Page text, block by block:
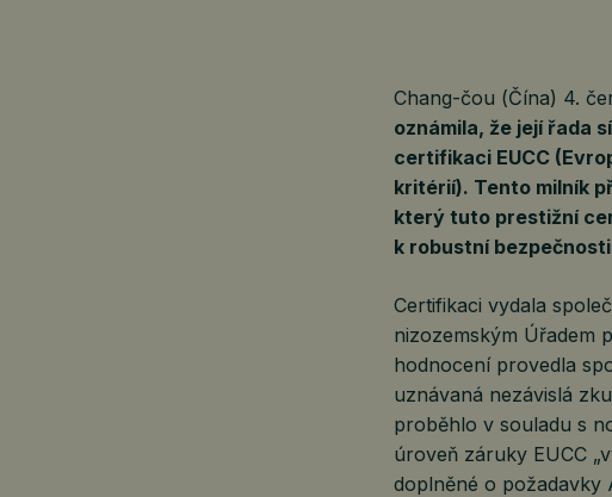
Chang-čou (Čína) 4.
oznámila, že její řada
certifikaci EUCC
kritérií). Tento milník
který tuto prestižní
k robustní
Certifikaci vydala
nizozemským Úřadem
hodnocení provedla
uznávaná nezávislá
proběhlo v souladu s
úroveň záruky EUCC
doplněné o požadavky